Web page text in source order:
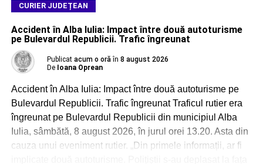
CURIER JUDEȚEAN
Accident în Alba Iulia: Impact între două autoturisme
pe Bulevardul Republicii. Trafic îngreunat
Publicat acum o oră în 8 august 2026
De Ioana Oprean
Accident în Alba Iulia: Impact între două autoturisme pe
Bulevardul Republicii. Trafic îngreunat Traficul rutier era
îngreunat pe Bulevardul Republicii din municipiul Alba
Iulia, sâmbătă, 8 august 2026, în jurul orei 13.20. Asta din
cauza unui eveniment rutier. „Din primele informații, ar fi